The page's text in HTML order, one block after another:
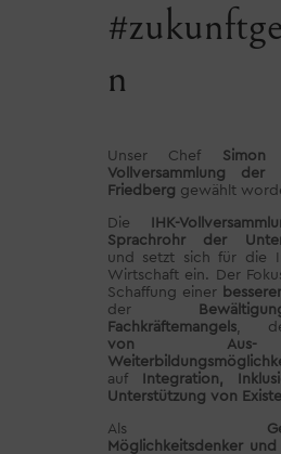
n
Unser Chef
Vollversammlung der
Friedberg gewählt
Die
IHK-
Sprachrohr der
und setzt sich für die
Wirtschaft ein. Der
Schaffung einer
der
Fachkräftemangels,
von
auf
Integration,
Unterstützung von
Als
Möglichkeitsdenker